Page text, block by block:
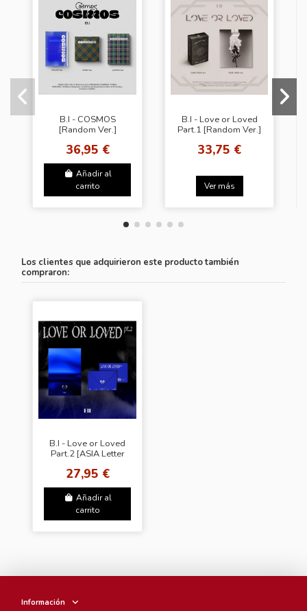
B.I - COSMOS
[Random Ver.]
36,95 €
Añadir al
carrito
B.I - Love or Loved
Part.1 [Random Ver.]
33,75 €
Ver más
Los clientes que adquirieron este producto también
compraron:
B.I - Love or Loved
Part.2 [ASIA Letter
27,95 €
Añadir al
carrito
Información